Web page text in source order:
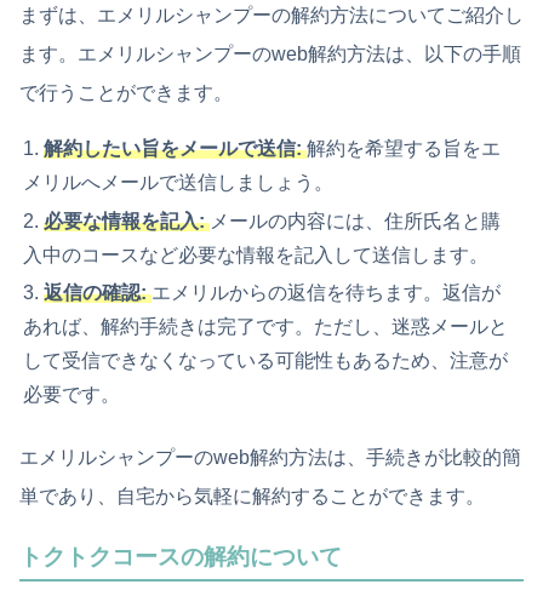
まずは、エメリルシャンプーの解約方法についてご紹介し
ます。エメリルシャンプーのweb解約方法は、以下の手順
で行うことができます。
解約したい旨をメールで送信:解約を希望する旨をエ
メリルへメールで送信しましょう。
必要な情報を記入: メールの内容には、住所氏名と購
入中のコースなど必要な情報を記入して送信します。
返信の確認:エメリルからの返信を待ちます。返信が
あれば、解約手続きは完了です。ただし、迷惑メールと
して受信できなくなっている可能性もあるため、注意が
必要です。
エメリルシャンプーのweb解約方法は、手続きが比較的簡
単であり、自宅から気軽に解約することができます。
トクトクコースの解約について